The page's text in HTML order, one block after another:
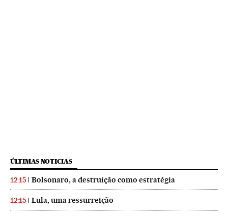
ÚLTIMAS NOTICIAS
12:15 Bolsonaro, a destruição como estratégia
12:15 Lula, uma ressurreição